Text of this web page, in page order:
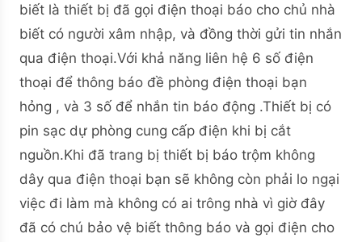
biết là thiết bị đã gọi điện thoại báo cho chủ nhà
biết có người xâm nhập, và đồng thời gửi tin nhắn
qua điện thoại.Với khả năng liên hệ 6 số điện
thoại để thông báo đề phòng điện thoại bạn
hỏng , và 3 số để nhắn tin báo động .Thiết bị có
pin sạc dự phòng cung cấp điện khi bị cắt
nguồn.Khi đã trang bị thiết bị báo trộm không
dây qua điện thoại bạn sẽ không còn phải lo ngại
việc đi làm mà không có ai trông nhà vì giờ đây
đã có chú bảo vệ biết thông báo và gọi điện cho